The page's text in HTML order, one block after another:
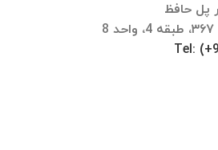
پل حافظ
Tel: